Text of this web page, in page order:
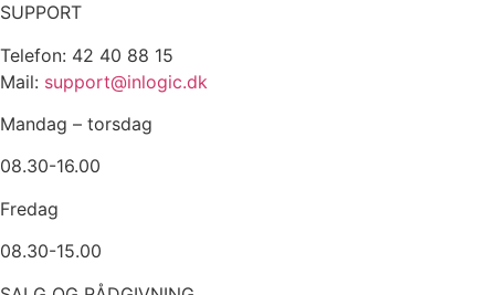
SUPPORT
Telefon: 42 40 88 15
Mail: support@inlogic.dk
Mandag – torsdag
08.30-16.00
Fredag
08.30-15.00